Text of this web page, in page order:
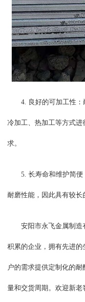
4. 良好的可加工性
冷加工、热加工等方式
求。
5. 长寿命和维护简
耐磨性能，因此具有较长
安阳市永飞金属制
积累的企业，拥有先进
户的需求提供定制化的
量和交货周期。欢迎新老